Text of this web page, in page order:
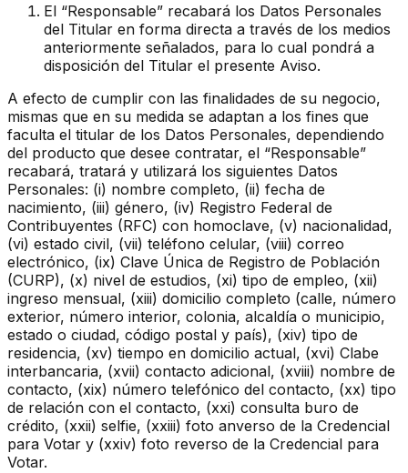
El “Responsable” recabará los Datos Personales
del Titular en forma directa a través de los medios
anteriormente señalados, para lo cual pondrá a
disposición del Titular el presente Aviso.
A efecto de cumplir con las finalidades de su negocio,
mismas que en su medida se adaptan a los fines que
faculta el titular de los Datos Personales, dependiendo
del producto que desee contratar, el “Responsable”
recabará, tratará y utilizará los siguientes Datos
Personales: (i) nombre completo, (ii) fecha de
nacimiento, (iii) género, (iv) Registro Federal de
Contribuyentes (RFC) con homoclave, (v) nacionalidad,
(vi) estado civil, (vii) teléfono celular, (viii) correo
electrónico, (ix) Clave Única de Registro de Población
(CURP), (x) nivel de estudios, (xi) tipo de empleo, (xii)
ingreso mensual, (xiii) domicilio completo (calle, número
exterior, número interior, colonia, alcaldía o municipio,
estado o ciudad, código postal y país), (xiv) tipo de
residencia, (xv) tiempo en domicilio actual, (xvi) Clabe
interbancaria, (xvii) contacto adicional, (xviii) nombre de
contacto, (xix) número telefónico del contacto, (xx) tipo
de relación con el contacto, (xxi) consulta buro de
crédito, (xxii) selfie, (xxiii) foto anverso de la Credencial
para Votar y (xxiv) foto reverso de la Credencial para
Votar.